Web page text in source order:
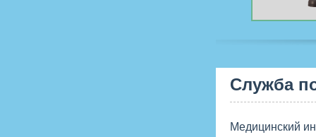
Служба
Медицинский